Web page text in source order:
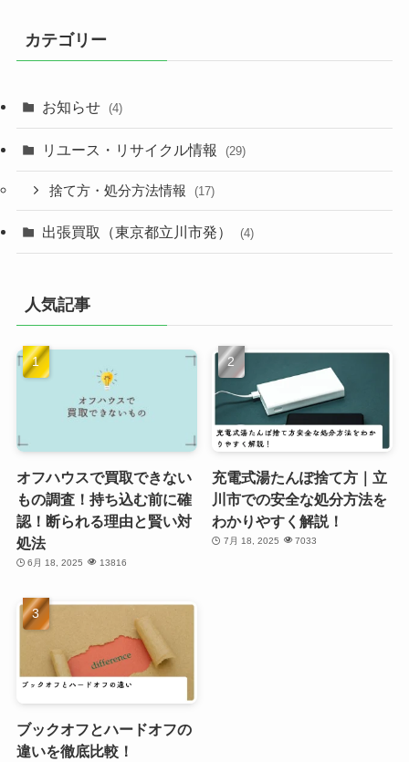
カテゴリー
お知らせ (4)
リユース・リサイクル情報 (29)
捨て方・処分方法情報 (17)
出張買取（東京都立川市発） (4)
人気記事
オフハウスで買取できない
もの調査！持ち込む前に確
認！断られる理由と賢い対
処法
6月 18, 2025 13816
充電式湯たんぽ捨て方｜立
川市での安全な処分方法を
わかりやすく解説！
7月 18, 2025 7033
ブックオフとハードオフの
違いを徹底比較！